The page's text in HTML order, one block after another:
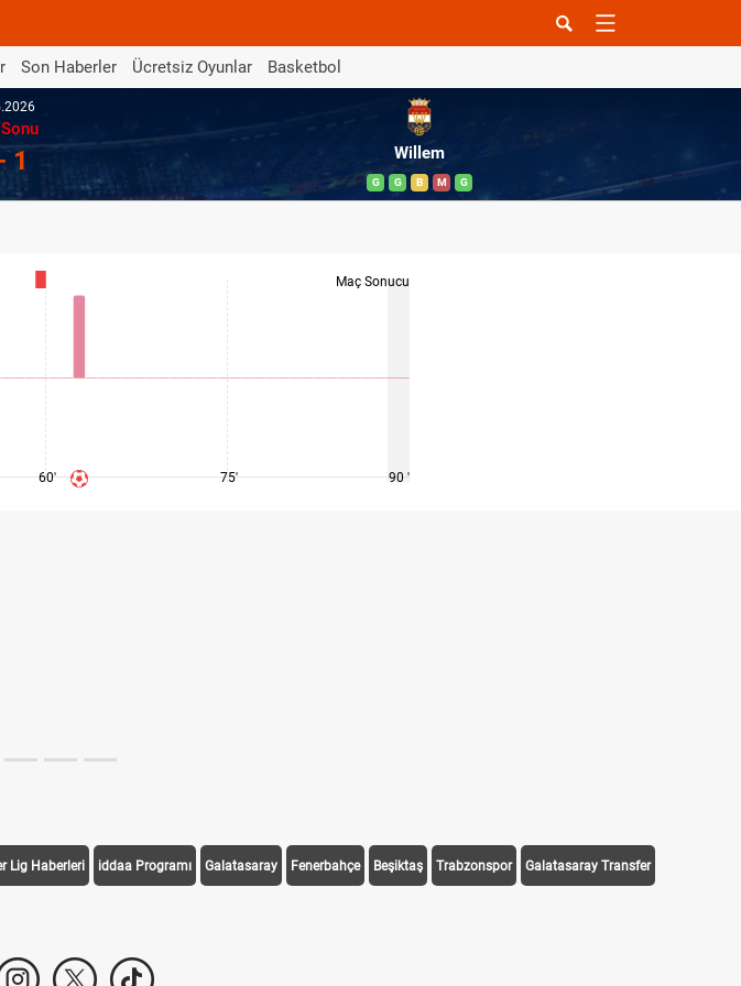
Son Haberler Ücretsiz Oyunlar Basketbol
1 Willem
G G B M G
60' 75'
Maç Sonucu
90 '
Lig Haberleri iddaa Programı Galatasaray Fenerbahçe Beşiktaş Trabzonspor Galatasaray Transfer